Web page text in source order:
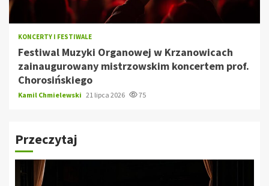
KONCERTY I FESTIWALE
Festiwal Muzyki Organowej w Krzanowicach
zainaugurowany mistrzowskim koncertem prof.
Chorosińskiego
Kamil Chmielewski 21 lipca 2026 75
Przeczytaj